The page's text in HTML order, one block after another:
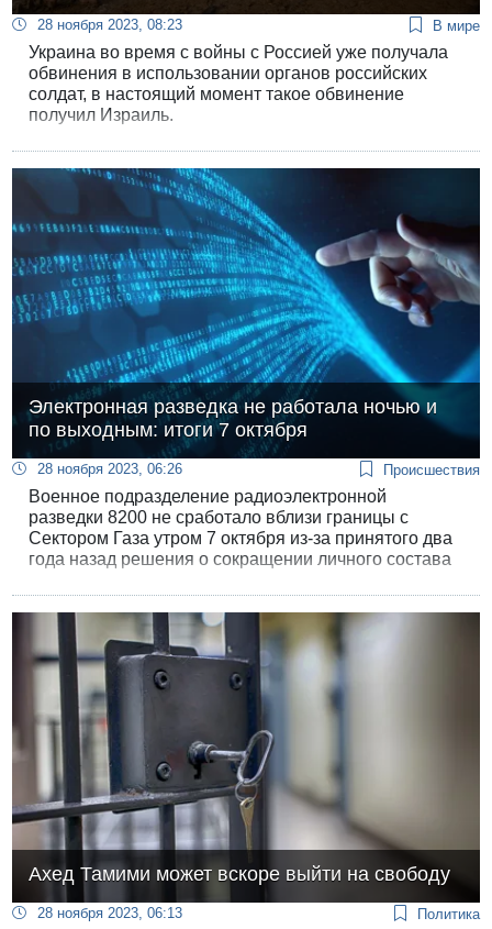
28 ноября 2023, 08:23 В мире
Украина во время с войны с Россией уже получала
обвинения в использовании органов российских
солдат, в настоящий момент такое обвинение
получил Израиль.
Электронная разведка не работала ночью и
по выходным: итоги 7 октября
28 ноября 2023, 06:26 Происшествия
Военное подразделение радиоэлектронной
разведки 8200 не сработало вблизи границы с
Сектором Газа утром 7 октября из-за принятого два
года назад решения о сокращении личного состава
говорится в сюжете 11 канала.
Ахед Тамими может вскоре выйти на свободу
28 ноября 2023, 06:13 Политика